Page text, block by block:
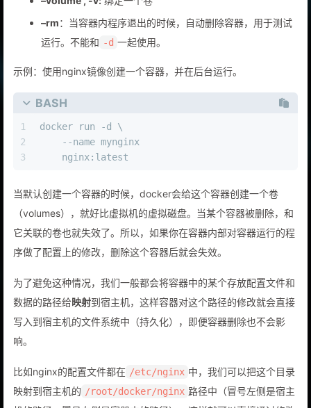
–rm：当容器内程序退出的时候，自动删除容器，用于测试
运行。不能和 -d 一起使用。
示例：使用nginx镜像创建一个容器，并在后台运行。
BASH
1
2
3
docker run -d \
    --name mynginx
    nginx:latest
当默认创建一个容器的时候，docker会给这个容器创建一个卷
（volumes），就好比虚拟机的虚拟磁盘。当某个容器被删除，和
它关联的卷也就失效了。所以，如果你在容器内部对容器运行的程
序做了配置上的修改，删除这个容器后就会失效。
为了避免这种情况，我们一般都会将容器中的某个存放配置文件和
数据的路径给映射到宿主机，这样容器对这个路径的修改就会直接
写入到宿主机的文件系统中（持久化），即便容器删除也不会影
响。
比如nginx的配置文件都在 /etc/nginx 中，我们可以把这个目录
映射到宿主机的 /root/docker/nginx 路径中（冒号左侧是宿主